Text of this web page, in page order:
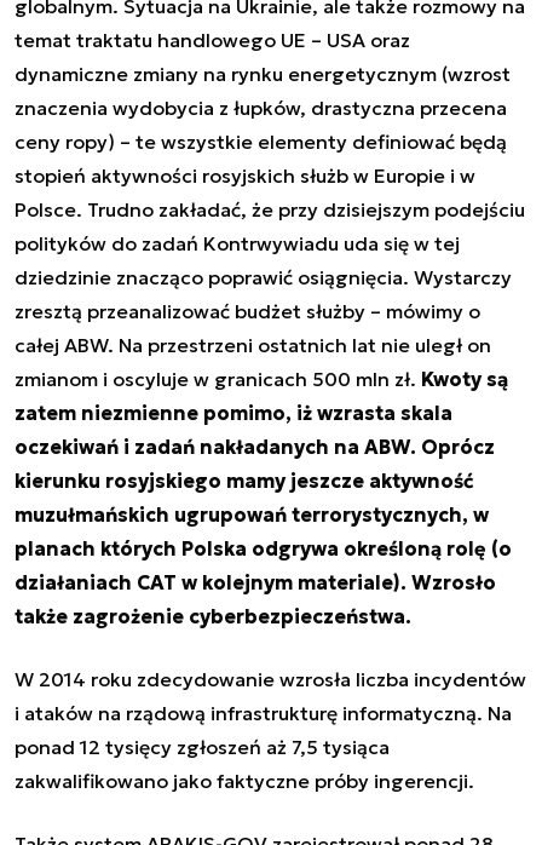
globalnym. Sytuacja na Ukrainie, ale także rozmowy na
temat traktatu handlowego UE – USA oraz
dynamiczne zmiany na rynku energetycznym (wzrost
znaczenia wydobycia z łupków, drastyczna przecena
ceny ropy) – te wszystkie elementy definiować będą
stopień aktywności rosyjskich służb w Europie i w
Polsce. Trudno zakładać, że przy dzisiejszym podejściu
polityków do zadań Kontrwywiadu uda się w tej
dziedzinie znacząco poprawić osiągnięcia. Wystarczy
zresztą przeanalizować budżet służby – mówimy o
całej ABW. Na przestrzeni ostatnich lat nie uległ on
zmianom i oscyluje w granicach 500 mln zł. Kwoty są
zatem niezmienne pomimo, iż wzrasta skala
oczekiwań i zadań nakładanych na ABW. Oprócz
kierunku rosyjskiego mamy jeszcze aktywność
muzułmańskich ugrupowań terrorystycznych, w
planach których Polska odgrywa określoną rolę (o
działaniach CAT w kolejnym materiale). Wzrosło
także zagrożenie cyberbezpieczeństwa.
W 2014 roku zdecydowanie wzrosła liczba incydentów
i ataków na rządową infrastrukturę informatyczną. Na
ponad 12 tysięcy zgłoszeń aż 7,5 tysiąca
zakwalifikowano jako faktyczne próby ingerencji.